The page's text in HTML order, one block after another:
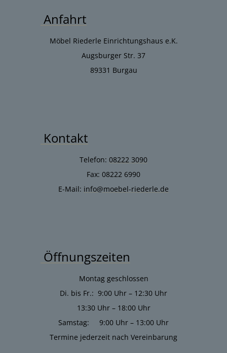
Anfahrt
Möbel Riederle Einrichtungshaus e.K.
Augsburger Str. 37
89331 Burgau
Kontakt
Telefon: 08222 3090
Fax: 08222 6990
E-Mail: info@moebel-riederle.de
Öffnungszeiten
Montag geschlossen
Di. bis Fr.: 9:00 Uhr – 12:30 Uhr
13:30 Uhr – 18:00 Uhr
Samstag: 9:00 Uhr – 13:00 Uhr
Termine jederzeit nach Vereinbarung